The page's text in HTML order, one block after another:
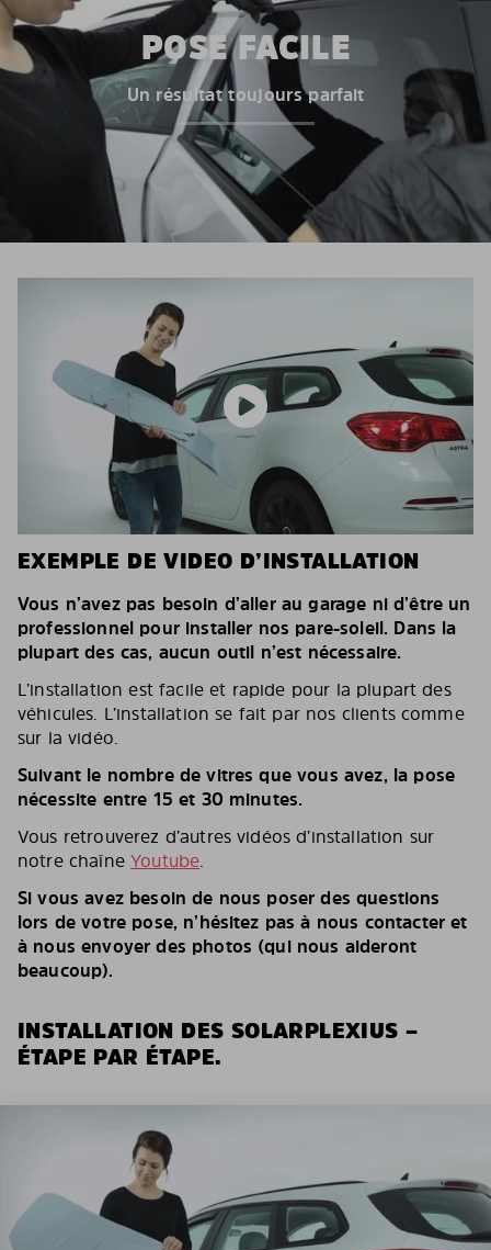
POSE FACILE
Un résultat toujours parfait
EXEMPLE DE VIDEO D’INSTALLATION
Vous n’avez pas besoin d’aller au garage ni d’être un
professionnel pour installer nos pare-soleil. Dans la
plupart des cas, aucun outil n’est nécessaire.
L’installation est facile et rapide pour la plupart des
véhicules. L’installation se fait par nos clients comme
sur la vidéo.
Suivant le nombre de vitres que vous avez, la pose
nécessite entre 15 et 30 minutes.
Vous retrouverez d’autres vidéos d’installation sur
notre chaîneYoutube.
Si vous avez besoin de nous poser des questions
lors de votre pose, n’hésitez pas à nous contacter et
à nous envoyer des photos (qui nous aideront
beaucoup).
INSTALLATION DES SOLARPLEXIUS –
ÉTAPE PAR ÉTAPE.